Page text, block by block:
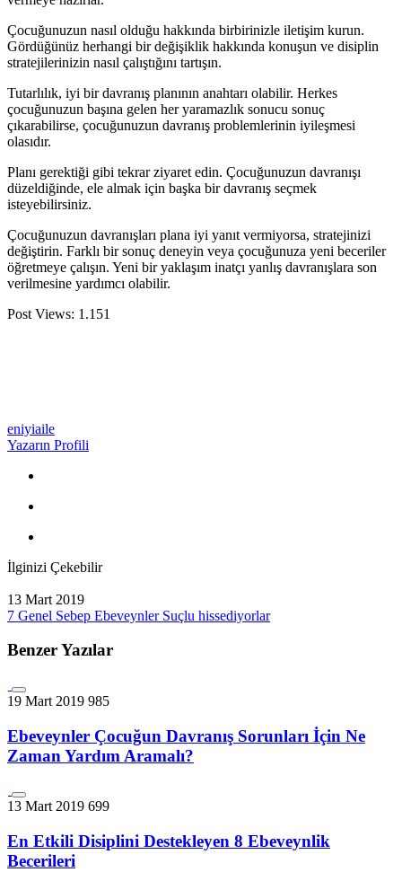
Çocuğunuzun nasıl olduğu hakkında birbirinizle iletişim kurun.
Gördüğünüz herhangi bir değişiklik hakkında konuşun ve disiplin
stratejilerinizin nasıl çalıştığını tartışın.
Tutarlılık, iyi bir davranış planının anahtarı olabilir. Herkes
çocuğunuzun başına gelen her yaramazlık sonucu sonuç
çıkarabilirse, çocuğunuzun davranış problemlerinin iyileşmesi
olasıdır.
Planı gerektiği gibi tekrar ziyaret edin. Çocuğunuzun davranışı
düzeldiğinde, ele almak için başka bir davranış seçmek
isteyebilirsiniz.
Çocuğunuzun davranışları plana iyi yanıt vermiyorsa, stratejinizi
değiştirin. Farklı bir sonuç deneyin veya çocuğunuza yeni beceriler
öğretmeye çalışın. Yeni bir yaklaşım inatçı yanlış davranışlara son
verilmesine yardımcı olabilir.
Post Views: 1.151
eniyiaile
Yazarın Profili
İlginizi Çekebilir
13 Mart 2019
7 Genel Sebep Ebeveynler Suçlu hissediyorlar
Benzer Yazılar
19 Mart 2019 985
Ebeveynler Çocuğun Davranış Sorunları İçin Ne
Zaman Yardım Aramalı?
13 Mart 2019 699
En Etkili Disiplini Destekleyen 8 Ebeveynlik
Becerileri